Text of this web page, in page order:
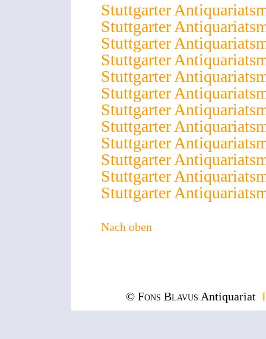
Stuttgarter
Stuttgarter
Stuttgarter
Stuttgarter
Stuttgarter
Stuttgarter
Stuttgarter
Stuttgarter
Stuttgarter
Stuttgarter
Stuttgarter
Stuttgarter
Nach oben
© Fons Blavus Antiquariat